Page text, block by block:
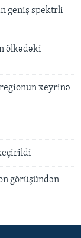
geniş spektrli
ölkədəki
xeyrinə
görüşündən